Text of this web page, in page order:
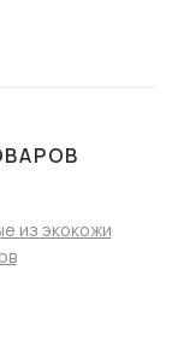
из экокожи